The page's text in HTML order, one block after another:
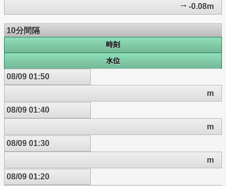
-0.08m
10分間隔
時刻
水位
08/09 01:50
m
08/09 01:40
m
08/09 01:30
m
08/09 01:20